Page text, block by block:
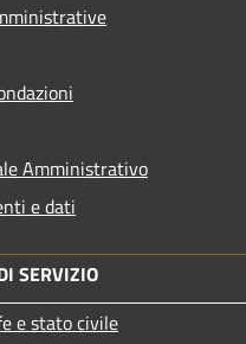
Amministrativo
e dati
SERVIZIO
e stato civile